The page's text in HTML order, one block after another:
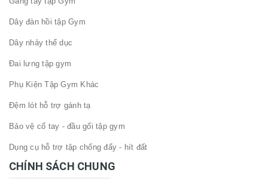
Dây đàn hồi tập Gym
Dây nhảy thể dục
Đai lưng tập gym
Phụ Kiện Tập Gym Khác
Đệm lót hỗ trợ gánh tạ
Bảo vệ cổ tay - đầu gối tập gym
Dụng cụ hỗ trợ tập chống đẩy - hít đất
CHÍNH SÁCH CHUNG